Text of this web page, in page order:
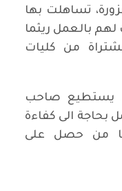
تساهلت بها
بالعمل ريثما
من كليات
يستطيع صاحب
بحاجة الى كفاءة
من حصل على